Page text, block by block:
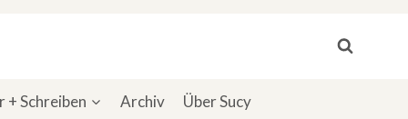
+ Schreiben Archiv Über Sucy